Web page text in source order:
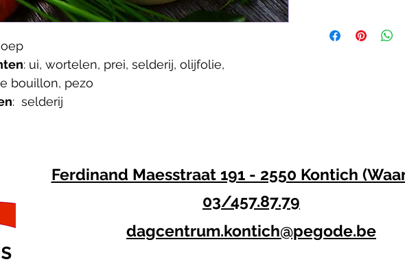
: ui, wortelen, prei, selderij, olijfolie,
bouillon, pezo
: selderij
THT 3 dagen na
Ferdinand Maesstraat 191 - 2550 Kontich
03/457.87.79
dagcentrum.kontich@pegode.be